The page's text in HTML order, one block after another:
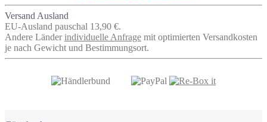
Versand Ausland
EU-Ausland pauschal 13,90 €.
Andere Länder individuelle Anfrage mit optimierten Versandkosten
je nach Gewicht und Bestimmungsort.